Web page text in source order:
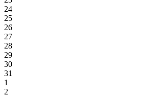
24
25
26
27
28
29
30
31
1
2